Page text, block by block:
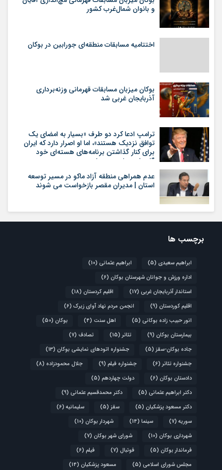
و بانوان شمال‌غرب کشور
اختتامیه مسابقات منطقه‌ای جورابین در بوکان
بوکان میزبان مسابقات قهرمانی وزنه‌برداری
آذربایجان غربی شد
ترامپ ادعا کرد دو طرف «بسیار به امضای یک
توافق نزدیک هستند»، اما او اصرار دارد که ایران
برای کنار گذاشتن برنامه‌های هسته‌ای خود
گام‌های بیشتری بردارد
عدم همراهی منطقه آزاد ماکو در مسیر توسعه
استان | مدیران مقصر بازخواست می شوند
برچسب ها
ابراهیم سعیدی (5) ابراهیم عثمانی (10)
اداره ورزش و جوانان شهرستان بوکان (6)
استاندار آذربایجان غربی (17) اقلیم کردستان (18)
اقلیم کوردستان (9) انجمن مردم نهاد آوای زیرک (6)
انور حبیب زاده بوکانی (5) اهل سنت (4) بوکان (50)
بیمارستان بوکان (9) تئاتر (15) تصادف (7)
جاده بوکان-سقز (5) جشنواره اتودهای نمایشی بوکان (13)
جشنواره تئاتر (6) جشنواره فیلم (9) جلال محمودزاده (8)
دادستان بوکان (6) دولت چهاردهم (5)
دکتر ابراهیم عثمانی (5) دکتر محمدقسیم عثمانی (9)
دکتر مسعود پزشکیان (5) سقز (5) سلیمانیه (6)
سوریه (7) سینما (14) شهردار بوکان (10)
شهرداری بوکان (10) شورای شهر بوکان (7)
فرماندار بوکان (5) فوتبال (7) فیلم (6)
مجلس شورای اسلامی (5) مسعود پزشکیان (14)